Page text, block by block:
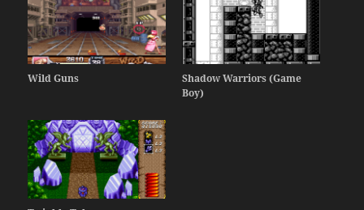
Wild Guns
Shadow Warriors (Game
Boy)